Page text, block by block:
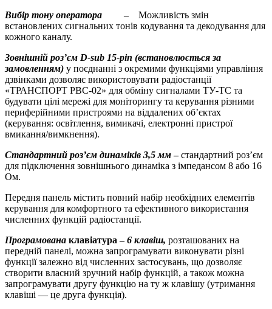
Вибір тону оператора– Можливість змін
встановлених сигнальних тонів кодування та декодування для
кожного каналу.
Зовнішній роз’єм D-sub 15-pin (встановлюється за
замовленням) у поєднанні з окремими функціями управління
дзвінками дозволяє використовувати радіостанції
«ТРАНСПОРТ РВС-02» для обміну сигналами ТУ-ТС та
будувати цілі мережі для моніторингу та керування різними
периферійними пристроями на віддалених об’єктах
(керування: освітлення, вимикачі, електронні пристрої
вмикання/вимкнення).
Стандартний роз’єм динаміків 3,5 мм–стандартний роз’єм
для підключення зовнішнього динаміка з імпедансом 8 або 16
Ом.
Передня панель містить повний набір необхідних елементів
керування для комфортного та ефективного використання
численних функцій радіостанції.
Програмована клавіатура –6 клавіш, розташованих на
передній панелі, можна запрограмувати виконувати різні
функції залежно від численних застосувань, що дозволяє
створити власний зручний набір функцій, а також можна
запрограмувати другу функцію на ту ж клавішу (утримання
клавіші — це друга функція).